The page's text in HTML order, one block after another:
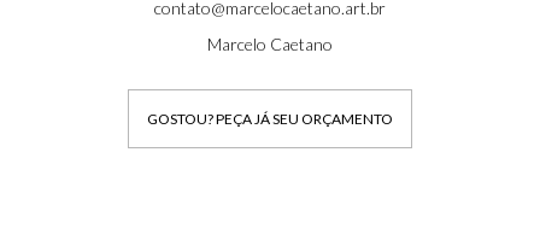
contato@marcelocaetano.art.br
Marcelo Caetano
GOSTOU? PEÇA JÁ SEU ORÇAMENTO